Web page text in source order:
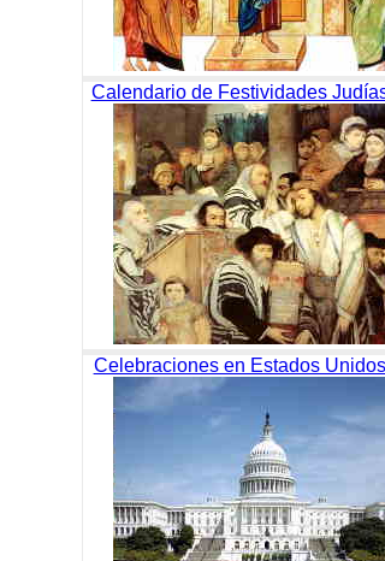
Calendario de Festividades
Celebraciones en Estados